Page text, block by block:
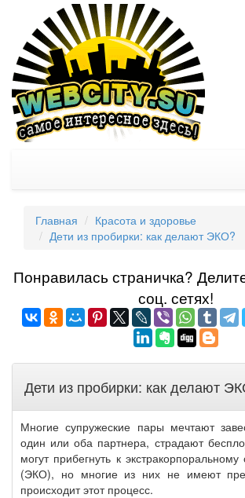
Главная
Красота и здоровье
Дети из пробирки: как делают ЭКО?
Понравилась страничка?
соц. сетях!
Дети из пробирки: как делают
Многие супружеские пары мечтают
один или оба партнера, страдают
могут прибегнуть к
(ЭКО), но многие из них не имеют
происходит этот процесс.